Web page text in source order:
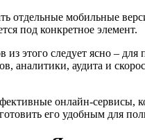
отдельные мобильные
под конкретное элемент.
этого следует ясно –
аудита и
онлайн-сервисы,
его удобным для